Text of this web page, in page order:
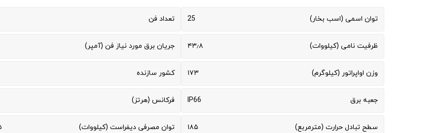
توان اسمی (اسب بخار) 25
ظرفیت نامی (کیلووات) ۴۳٫۸
وزن اواپراتور (کیلوگرم) ۱۷۳
جعبه برق IP66
سطح تبادل حرارت (مترمربع) ۱۸۵
تعداد فن
جریان برق مورد نیاز فن (آمپر)
کشور سازنده
فرکانس (هرتز)
توان مصرفی دیفراست (کیلووات)